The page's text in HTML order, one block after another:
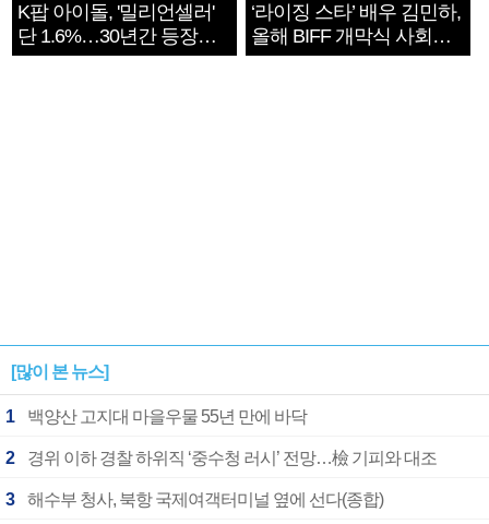
K팝 아이돌, '밀리언셀러'
단 1.6%…30년간 등장
1182개팀 전수조사
‘라이징 스타’ 배우 김민하,
올해 BIFF 개막식 사회자
확정
[많이 본 뉴스]
1 백양산 고지대 마을우물 55년 만에 바닥
2 경위 이하 경찰 하위직 ‘중수청 러시’ 전망…檢 기피와 대조
3 해수부 청사, 북항 국제여객터미널 옆에 선다(종합)